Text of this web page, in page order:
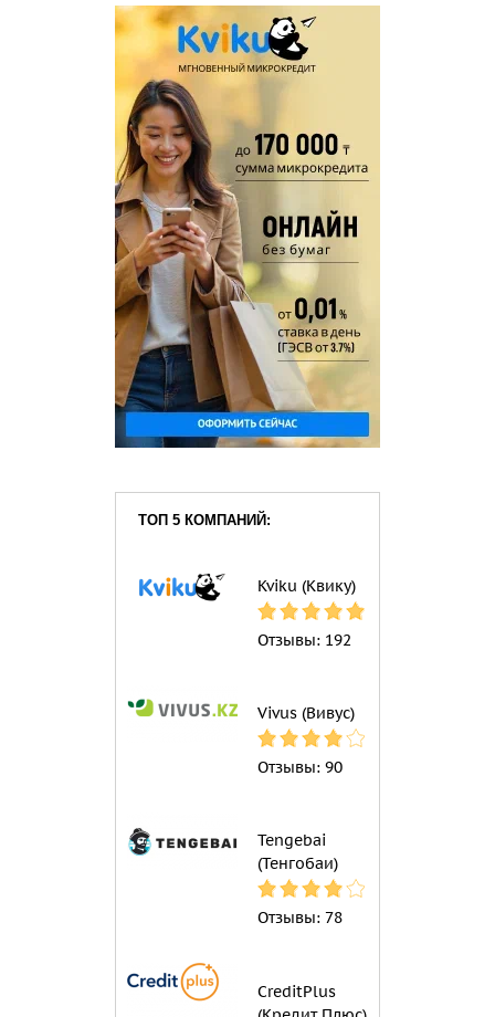
ТОП 5 КОМПАНИЙ:
Kviku (Квику)
Отзывы: 192
Vivus (Вивус)
Отзывы: 90
Tengebai
(Тенгобаи)
Отзывы: 78
CreditPlus